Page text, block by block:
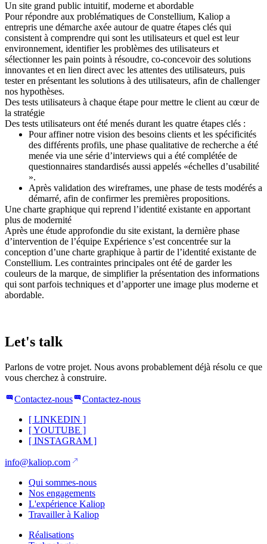
Un site grand public intuitif, moderne et abordable
Pour répondre aux problématiques de Constellium, Kaliop a
entrepris une démarche axée autour de quatre étapes clés qui
consistent à comprendre qui sont les utilisateurs et quel est leur
environnement, identifier les problèmes des utilisateurs et
sélectionner les pain points à résoudre, co-concevoir des solutions
innovantes et en lien direct avec les attentes des utilisateurs, puis
tester en présentant les solutions à des utilisateurs, afin de challenger
nos hypothèses.
Des tests utilisateurs à chaque étape pour mettre le client au cœur de
la stratégie
Des tests utilisateurs ont été menés durant les quatre étapes clés :
Pour affiner notre vision des besoins clients et les spécificités
des différents profils, une phase qualitative de recherche a été
menée via une série d’interviews qui a été complétée de
questionnaires standardisés aussi appelés «échelles d’usabilité
».
Après validation des wireframes, une phase de tests modérés a
démarré, afin de confirmer les premières propositions.
Une charte graphique qui reprend l’identité existante en apportant
plus de modernité
Après une étude approfondie du site existant, la dernière phase
d’intervention de l’équipe Expérience s’est concentrée sur la
conception d’une charte graphique à partir de l’identité existante de
Constellium. Les contraintes principales ont été de garder les
couleurs de la marque, de simplifier la présentation des informations
qui sont parfois techniques et d’apporter une image plus moderne et
abordable.
Let's talk
Parlons de votre projet. Nous avons probablement déjà résolu ce que
vous cherchez à construire.
Contactez-nous
Contactez-nous
[ LINKEDIN ]
[YOUTUBE ]
[ INSTAGRAM ]
info@kaliop.com
Qui sommes-nous
Nos engagements
L'expérience Kaliop
Travailler à Kaliop
Réalisations